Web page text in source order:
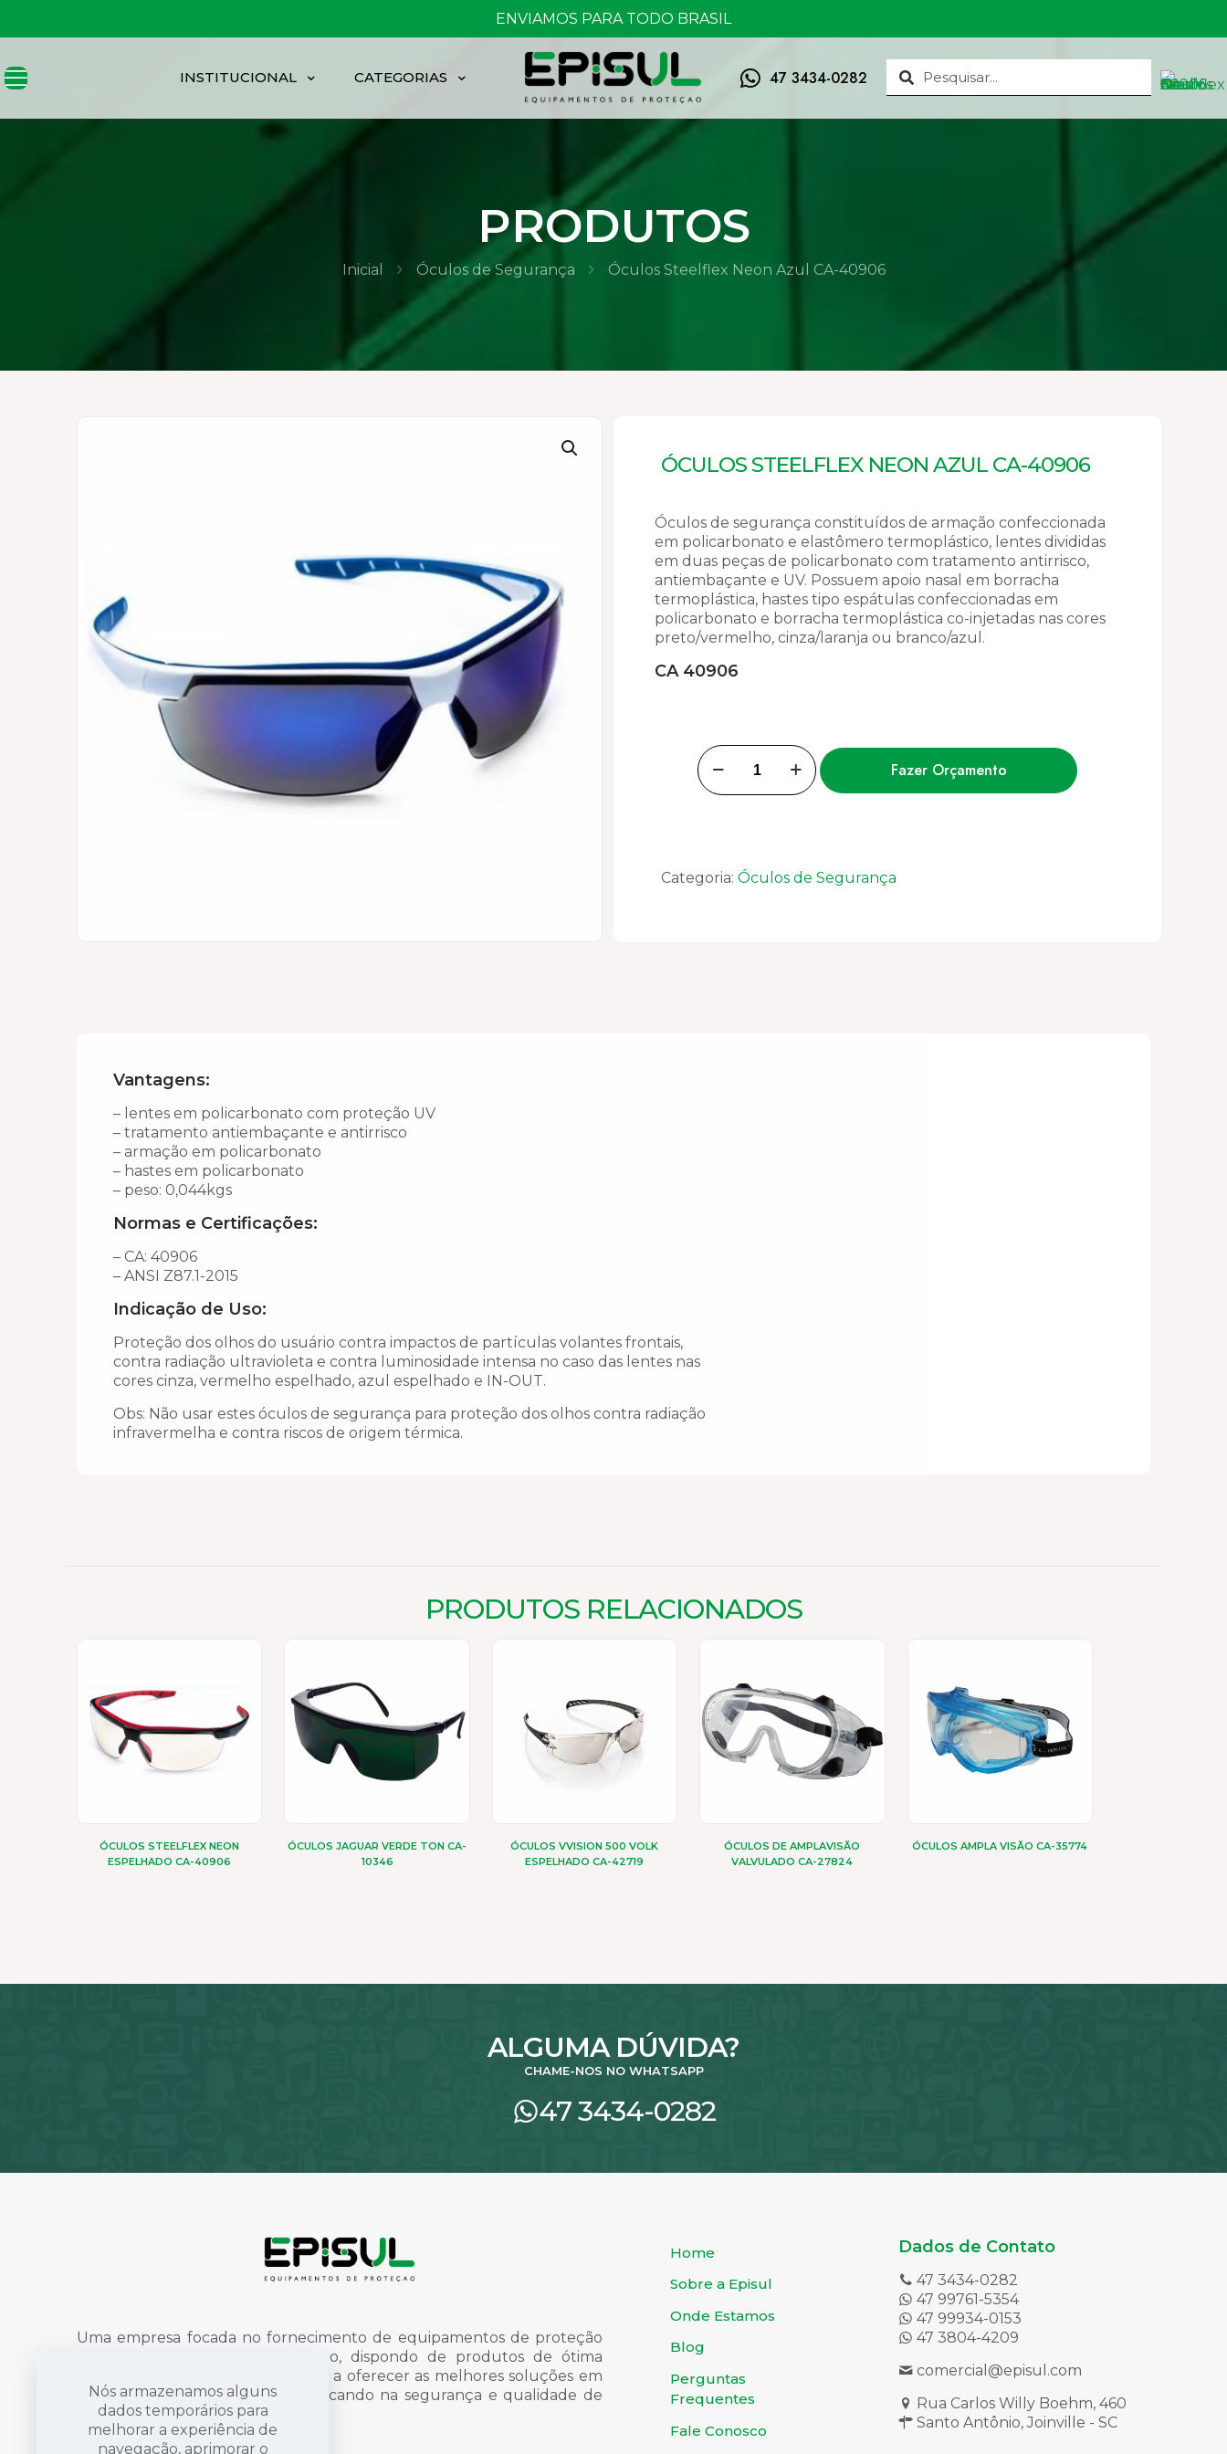
FRETE GRÁTIS ACIMA DE 150,00
INSTITUCIONAL CATEGORIAS 47 3434-0282
PRODUTOS
Inicial Óculos de Segurança Óculos Steelflex Neon Azul CA-40906
ÓCULOS STEELFLEX NEON AZUL CA-40906
Óculos de segurança constituídos de armação confeccionada
em policarbonato e elastômero termoplástico, lentes divididas
em duas peças de policarbonato com tratamento antirrisco,
antiembaçante e UV. Possuem apoio nasal em borracha
termoplástica, hastes tipo espátulas confeccionadas em
policarbonato e borracha termoplástica co-injetadas nas cores
preto/vermelho, cinza/laranja ou branco/azul.
CA 40906
Óculos
Steelflex
Neon
quantidade
Fazer Orçamento
Categoria: Óculos de Segurança
Vantagens:
– lentes em policarbonato com proteção UV
– tratamento antiembaçante e antirrisco
– armação em policarbonato
– hastes em policarbonato
– peso: 0,044kgs
Normas e Certificações:
– CA: 40906
– ANSI Z87.1-2015
Indicação de Uso:
Proteção dos olhos do usuário contra impactos de partículas volantes frontais,
contra radiação ultravioleta e contra luminosidade intensa no caso das lentes nas
cores cinza, vermelho espelhado, azul espelhado e IN-OUT.
Obs: Não usar estes óculos de segurança para proteção dos olhos contra radiação
infravermelha e contra riscos de origem térmica.
PRODUTOS RELACIONADOS
ÓCULOS STEELFLEX NEON
ESPELHADO CA-40906
ÓCULOS JAGUAR VERDE TON CA-
10346
ÓCULOS VVISION 500 VOLK
ESPELHADO CA-42719
ÓCULOS DE AMPLAVISÃO
VALVULADO CA-27824
ÓCULOS AMPLA VISÃO CA-35774
ALGUMA DÚVIDA?
CHAME-NOS NO WHATSAPP
47 3434-0282
Uma empresa focada no fornecimento de equipamentos de proteção
individual, uniformes e finalização, dispondo de produtos de ótima
qualidade e profissionais dispostos a oferecer as melhores soluções em
proteção e sinalização, sempre focando na segurança e qualidade de
vida das pessoas.Saiba mais
Home
Sobre a Episul
Onde Estamos
Blog
Perguntas
Frequentes
Fale Conosco
Dados de Contato
47 3434-0282
47 99761-5354
47 99934-0153
47 3804-4209
comercial@episul.com
Rua Carlos Willy Boehm, 460
Santo Antônio, Joinville - SC
Nós armazenamos alguns
dados temporários para
melhorar a experiência de
navegação, aprimorar o